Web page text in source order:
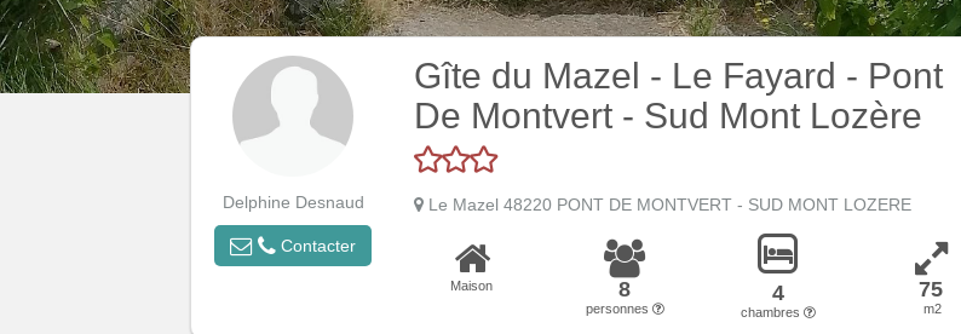
Delphine Desnaud
Contacter
Gîte du Mazel - Le Fayard - Pont
De Montvert - Sud Mont Lozère
Le Mazel 48220 PONT DE MONTVERT - SUD MONT LOZERE
Maison 8
personnes
4
chambres
75
m2